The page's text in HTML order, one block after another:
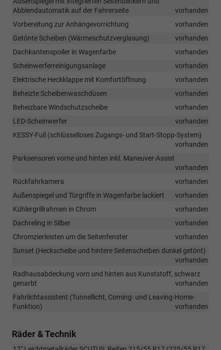
Abblendautomatik auf der Fahrerseite
vorhanden
Vorbereitung zur Anhängevorrichtung
vorhanden
Getönte Scheiben (Wärmeschutzverglasung)
vorhanden
Dachkantenspoiler in Wagenfarbe
vorhanden
Scheinwerferreinigungsanlage
vorhanden
Elektrische Heckklappe mit Komfortöffnung
vorhanden
Beheizte Scheibenwaschdüsen
vorhanden
Beheizbare Windschutzscheibe
vorhanden
LED-Scheinwerfer
vorhanden
KESSY-Full (schlüsselloses Zugangs- und Start-Stopp-System)
vorhanden
Parksensoren vorne und hinten inkl. Maneuver-Assist
vorhanden
Rückfahrkamera
vorhanden
Außenspiegel und Türgriffe in Wagenfarbe lackiert
vorhanden
Kühlergrillrahmen in Chrom
vorhanden
Dachreling in Silber
vorhanden
Chromzierleisten um die Seitenfenster
vorhanden
Sunset (Heckscheibe und hintere Seitenscheiben dunkel getönt)
vorhanden
Radhausabdeckung vorn und hinten aus Kunststoff, schwarz
genarbt
vorhanden
Fahrlichtassistent (Tunnellicht, Coming- und Leaving-Home-
Funktion)
vorhanden
Räder & Technik